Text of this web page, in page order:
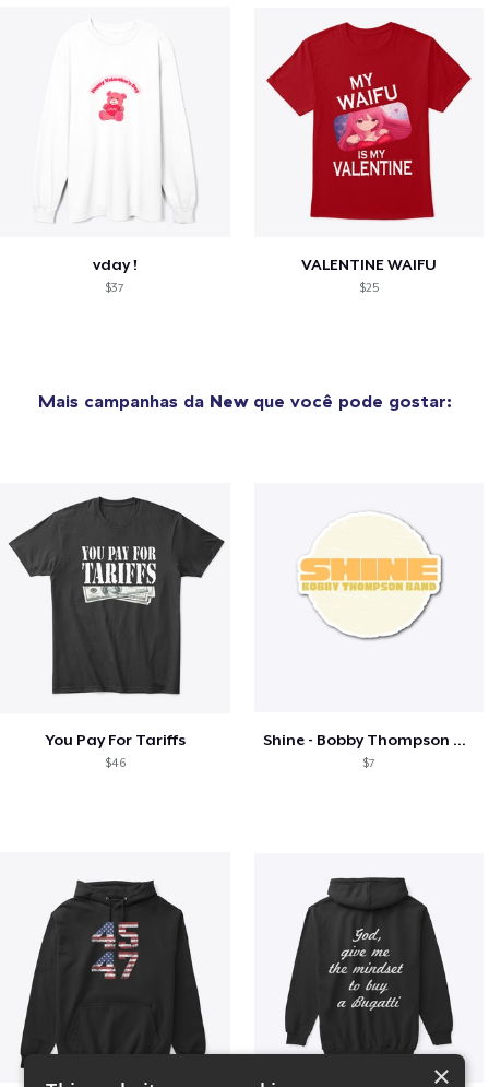
vday !
$37
VALENTINE WAIFU
$25
Mais campanhas da Newque você pode gostar:
You Pay For Tariffs
$46
Shine - Bobby Thompson Band Merch
$7
×